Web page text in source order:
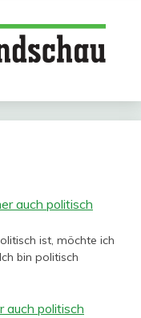
auch politisch
ist, möchte ich
bin politisch
auch politisch